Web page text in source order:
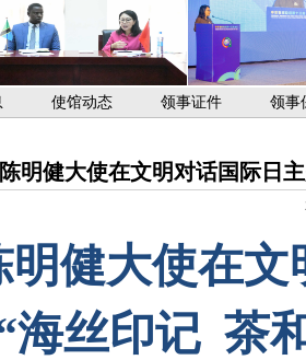
使馆动态 领事证件 领事
陈明健大使在文明对话国际日
明健大使在
海丝印记 茶